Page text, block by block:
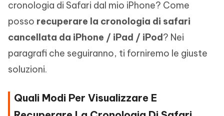
cronologia di Safari dal mio iPhone? Come
posso recuperare la cronologia di safari
cancellata da iPhone / iPad / iPod? Nei
paragrafi che seguiranno, ti forniremo le giuste
soluzioni.
Quali Modi Per Visualizzare E